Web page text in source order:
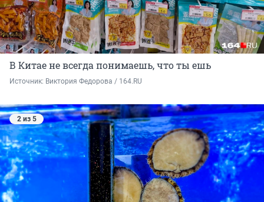
В Китае не всегда понимаешь, что ты ешь
Источник: Виктория Федорова / 164.RU
2 из 5